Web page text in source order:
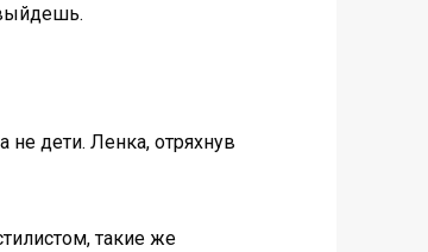
дети. Ленка, отряхнув
такие же